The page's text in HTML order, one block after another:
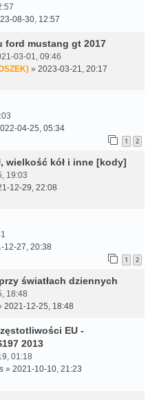
08-30, 12:57
ford mustang gt 2017
03-01, 09:46
» 2023-03-21, 20:17
04-25, 05:34
1 2
wielkość kół i inne [kody]
19:03
12-29, 22:08
12-27, 20:38
1 2
światłach dziennych
18:48
2021-12-25, 18:48
EU -
2013
01:18
» 2021-10-10, 21:23